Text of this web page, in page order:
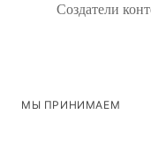
Создатели
МЫ ПРИНИМАЕМ